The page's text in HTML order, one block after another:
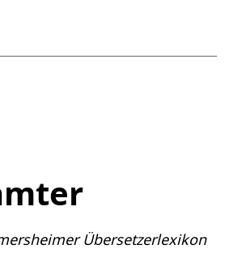
Übersetzerlexikon